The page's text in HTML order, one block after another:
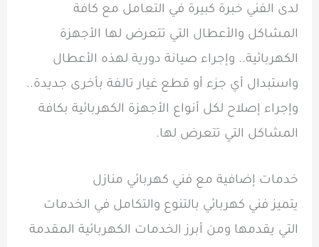
لدى الفني خبرة كبيرة في التعامل مع كافة
المشاكل والأعطال التي تتعرض لها الأجهزة
الكهربائية.. وإجراء صيانة دورية لهذه الأعطال
واستبدال أي جزء أو قطع غيار تالفة بأخرى جديدة..
وإجراء إصلاح لكل أنواع الأجهزة الكهربائية بكافة
المشاكل التي تتعرض لها.
خدمات إضافية مع فني كهربائي منازل
يتميز فني كهربائي بالتنوع والتكامل في الخدمات
التي يقدمها ومن أبرز الخدمات الكهربائية المقدمة